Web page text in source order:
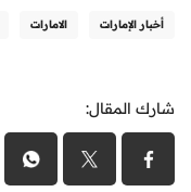
أخبار الإمارات الامارات
شارك المقال: